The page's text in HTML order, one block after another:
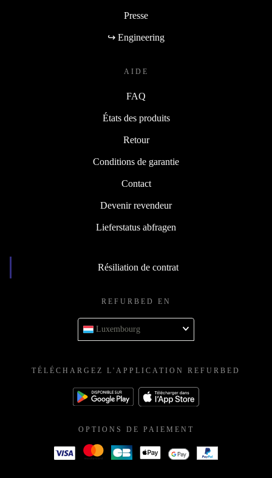
Presse
↪ Engineering
AIDE
FAQ
États des produits
Retour
Conditions de garantie
Contact
Devenir revendeur
Lieferstatus abfragen
Résiliation de contrat
REFURBED EN
Luxembourg
TÉLÉCHARGEZ L'APPLICATION REFURBED
OPTIONS DE PAIEMENT